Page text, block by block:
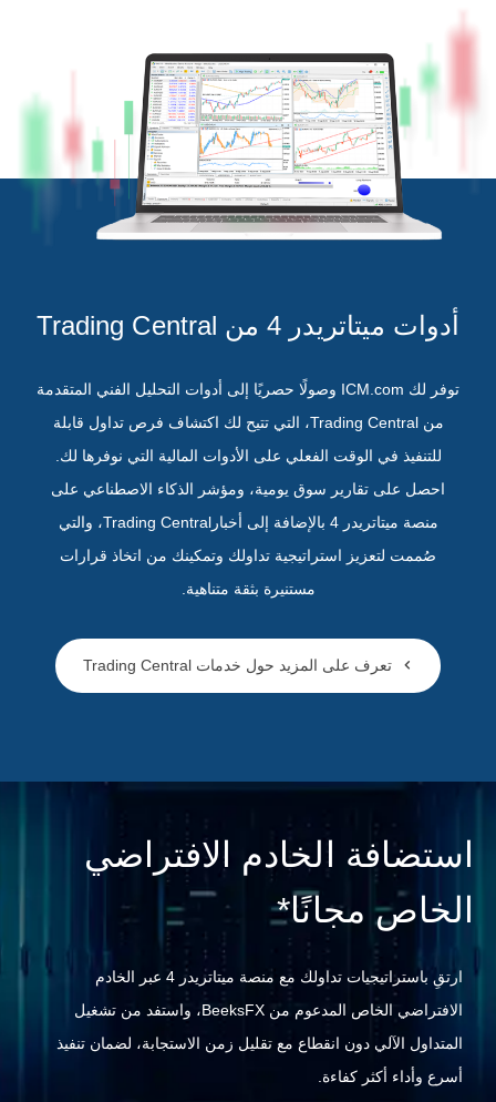
أدوات ميتاتريدر 4 من Trading Central
توفر لك ICM.com وصولًا حصريًا إلى أدوات التحليل الفني المتقدمة
من Trading Central، التي تتيح لك اكتشاف فرص تداول قابلة
للتنفيذ في الوقت الفعلي على الأدوات المالية التي نوفرها لك.
احصل على تقارير سوق يومية، ومؤشر الذكاء الاصطناعي على
منصة ميتاتريدر 4 بالإضافة إلى أخبارTrading Central، والتي
صُممت لتعزيز استراتيجية تداولك وتمكينك من اتخاذ قرارات
مستنيرة بثقة متناهية.
تعرف على المزيد حول خدمات Trading Central
استضافة الخادم الافتراضي
الخاص مجانًا*
ارتقِ باستراتيجيات تداولك مع منصة ميتاتريدر 4 عبر الخادم
الافتراضي الخاص المدعوم من BeeksFX، واستفد من تشغيل
المتداول الآلي دون انقطاع مع تقليل زمن الاستجابة، لضمان تنفيذ
أسرع وأداء أكثر كفاءة.